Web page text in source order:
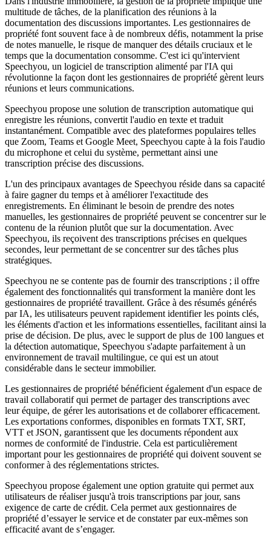
multitude de tâches, de la planification des réunions à la
documentation des discussions importantes. Les gestionnaires de
propriété font souvent face à de nombreux défis, notamment la prise
de notes manuelle, le risque de manquer des détails cruciaux et le
temps que la documentation consomme. C'est ici qu'intervient
Speechyou, un logiciel de transcription alimenté par l'IA qui
révolutionne la façon dont les gestionnaires de propriété gèrent leurs
réunions et leurs communications.
Speechyou propose une solution de transcription automatique qui
enregistre les réunions, convertit l'audio en texte et traduit
instantanément. Compatible avec des plateformes populaires telles
que Zoom, Teams et Google Meet, Speechyou capte à la fois l'audio
du microphone et celui du système, permettant ainsi une
transcription précise des discussions.
L'un des principaux avantages de Speechyou réside dans sa capacité
à faire gagner du temps et à améliorer l'exactitude des
enregistrements. En éliminant le besoin de prendre des notes
manuelles, les gestionnaires de propriété peuvent se concentrer sur le
contenu de la réunion plutôt que sur la documentation. Avec
Speechyou, ils reçoivent des transcriptions précises en quelques
secondes, leur permettant de se concentrer sur des tâches plus
stratégiques.
Speechyou ne se contente pas de fournir des transcriptions ; il offre
également des fonctionnalités qui transforment la manière dont les
gestionnaires de propriété travaillent. Grâce à des résumés générés
par IA, les utilisateurs peuvent rapidement identifier les points clés,
les éléments d'action et les informations essentielles, facilitant ainsi la
prise de décision. De plus, avec le support de plus de 100 langues et
la détection automatique, Speechyou s'adapte parfaitement à un
environnement de travail multilingue, ce qui est un atout
considérable dans le secteur immobilier.
Les gestionnaires de propriété bénéficient également d'un espace de
travail collaboratif qui permet de partager des transcriptions avec
leur équipe, de gérer les autorisations et de collaborer efficacement.
Les exportations conformes, disponibles en formats TXT, SRT,
VTT et JSON, garantissent que les documents répondent aux
normes de conformité de l'industrie. Cela est particulièrement
important pour les gestionnaires de propriété qui doivent souvent se
conformer à des réglementations strictes.
Speechyou propose également une option gratuite qui permet aux
utilisateurs de réaliser jusqu'à trois transcriptions par jour, sans
exigence de carte de crédit. Cela permet aux gestionnaires de
propriété d’essayer le service et de constater par eux-mêmes son
efficacité avant de s’engager.